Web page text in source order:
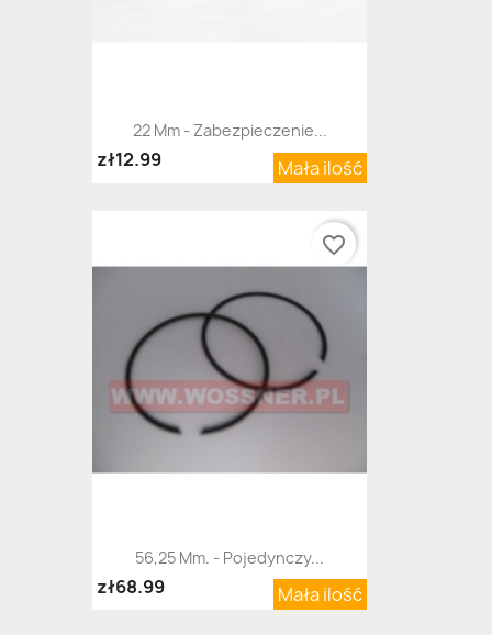
22 Mm - Zabezpieczenie...
Mała ilość
zł12.99
56,25 Mm. - Pojedynczy...
Mała ilość
zł68.99
favorite_border